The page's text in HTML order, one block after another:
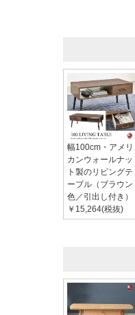
幅100cm・アメリ
カンウォールナッ
ト製のリビングテ
ーブル（ブラウン
色／引出し付き）
￥15,264(税抜)